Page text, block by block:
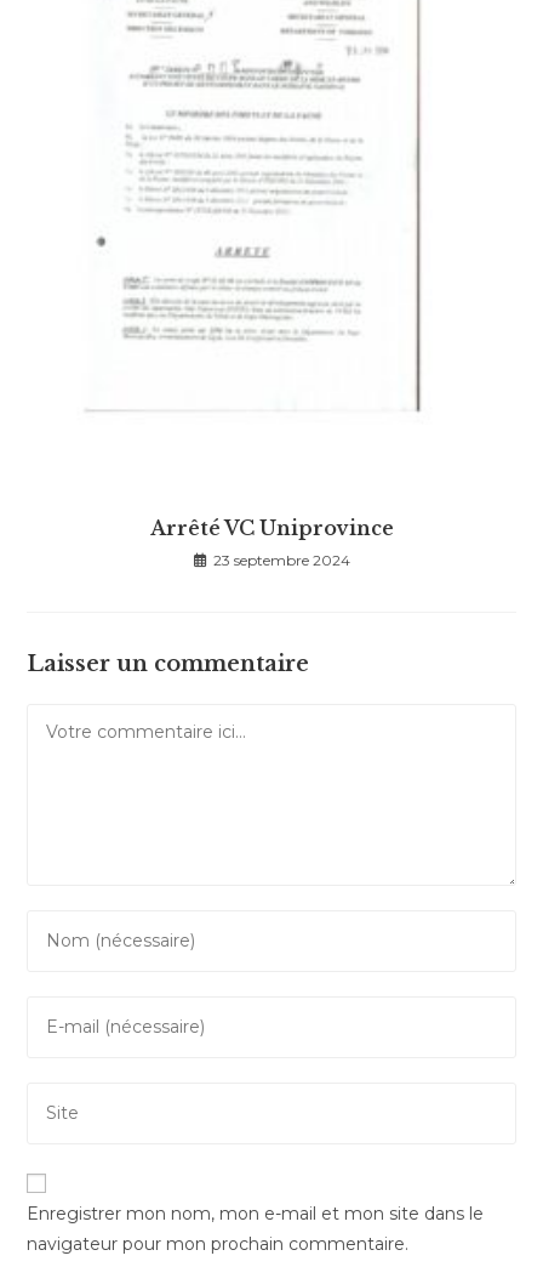
Arrêté VC Uniprovince
23 septembre 2024
Laisser un commentaire
comment
address
votre
site
(facultatif)
Enregistrer mon nom, mon e-mail et mon site dans le
navigateur pour mon prochain commentaire.